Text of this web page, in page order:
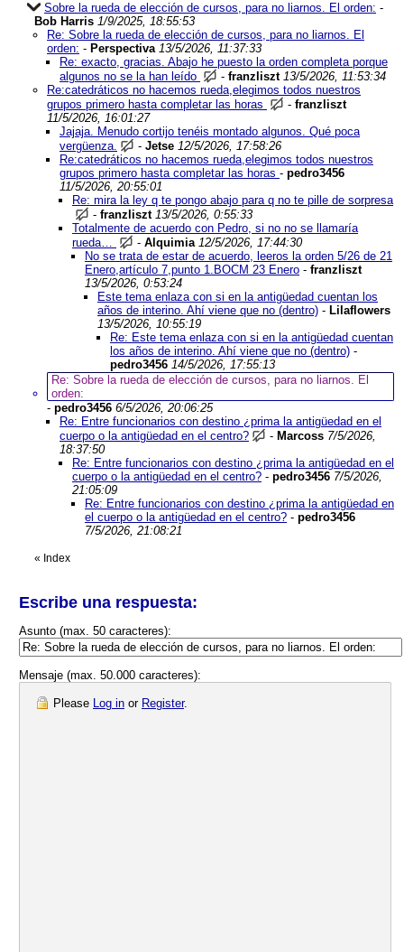
Sobre la rueda de elección de cursos, para no liarnos. El orden: -
Bob Harris 1/9/2025, 18:55:53
Re: Sobre la rueda de elección de cursos, para no liarnos. El
orden: - Perspectiva 13/5/2026, 11:37:33
Re: exacto, gracias. Abajo he puesto la orden completa porque
algunos no se la han leído
- franzliszt 13/5/2026, 11:53:34
Re:catedráticos no hacemos rueda,elegimos todos nuestros
grupos primero hasta completar las horas
- franzliszt
11/5/2026, 16:01:27
Jajaja. Menudo cortijo tenéis montado algunos. Qué poca
vergüenza.
- Jetse 12/5/2026, 17:58:26
Re:catedráticos no hacemos rueda,elegimos todos nuestros
grupos primero hasta completar las horas - pedro3456
11/5/2026, 20:55:01
Re: mira la ley q te pongo abajo para q no te pille de sorpresa
- franzliszt 13/5/2026, 0:55:33
Totalmente de acuerdo con Pedro, si no no se llamaría
rueda…
- Alquimia 12/5/2026, 17:44:30
No se trata de estar de acuerdo, leeros la orden 5/26 de 21
Enero,artículo 7,punto 1.BOCM 23 Enero - franzliszt
13/5/2026, 0:53:24
Este tema enlaza con si en la antigüedad cuentan los
años de interino. Ahí viene que no (dentro) - Lilaflowers
13/5/2026, 10:55:19
Re: Este tema enlaza con si en la antigüedad cuentan
los años de interino. Ahí viene que no (dentro) -
pedro3456 14/5/2026, 17:55:13
Re: Sobre la rueda de elección de cursos, para no liarnos. El
orden:
- pedro3456 6/5/2026, 20:06:25
Re: Entre funcionarios con destino ¿prima la antigüedad en el
cuerpo o la antigüedad en el centro?
- Marcoss 7/5/2026,
18:37:50
Re: Entre funcionarios con destino ¿prima la antigüedad en el
cuerpo o la antigüedad en el centro? - pedro3456 7/5/2026,
21:05:09
Re: Entre funcionarios con destino ¿prima la antigüedad en
el cuerpo o la antigüedad en el centro? - pedro3456
7/5/2026, 21:08:21
« Index
Escribe una respuesta:
Asunto (max. 50 caracteres):
Mensaje (max. 50.000 caracteres):
Please Log in or Register.